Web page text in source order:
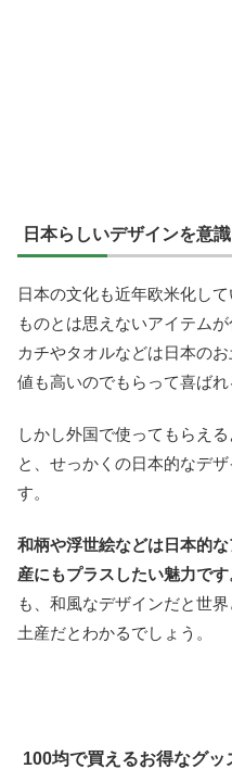
日本らしいデザインを意
日本の文化も近年欧米化し
ものとは思えないアイテム
カチやタオルなどは日本の
値も高いのでもらって喜ばれ
しかし外国で使ってもらえ
と、せっかくの日本的なデ
す。
和柄や浮世絵などは日本的
産にもプラスしたい魅力です
も、和風なデザインだと世
土産だとわかるでしょう。
100均で買えるお得なグッ